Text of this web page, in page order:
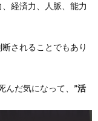
経済力、人脈、能力
されることでもあり
だ気になって、 ”活